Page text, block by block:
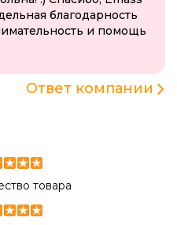
благодарность
и помощь
Ответ компании
товара